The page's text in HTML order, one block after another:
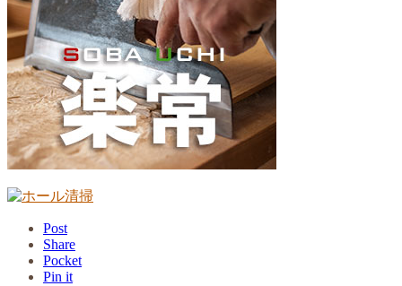
Post
Share
Pocket
Pin it